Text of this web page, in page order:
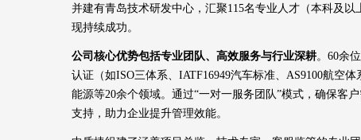
并建有青岛技术研发中心，汇聚115名专业人才（本科及
现持续成功。
公司核心优势包括专业团队、高效服务与行业深耕。60余
认证（如ISO三体系、IATF16949汽车标准、AS9100航空
能源等20余个领域。通过“一对一服务团队”模式，确保客
支持，助力企业提升管理效能。